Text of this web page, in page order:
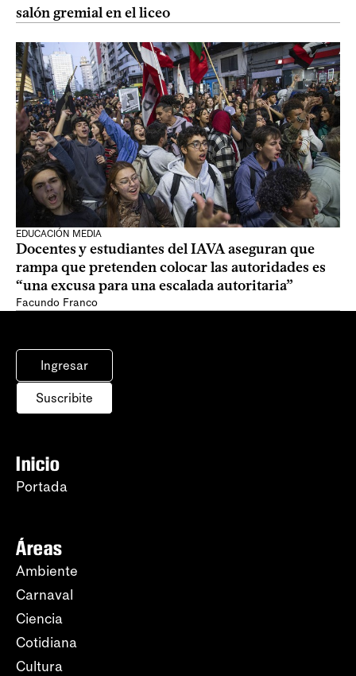
salón gremial en el liceo
EDUCACIÓN MEDIA
Docentes y estudiantes del IAVA aseguran que
rampa que pretenden colocar las autoridades es
“una excusa para una escalada autoritaria”
Facundo Franco
Ingresar
Suscribite
Inicio
Portada
Áreas
Ambiente
Carnaval
Ciencia
Cotidiana
Cultura